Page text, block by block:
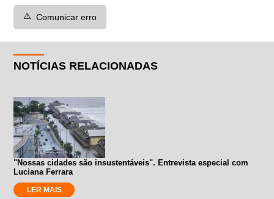
⚠️ Comunicar erro
NOTÍCIAS RELACIONADAS
"Nossas cidades são insustentáveis". Entrevista especial com
Luciana Ferrara
LER MAIS